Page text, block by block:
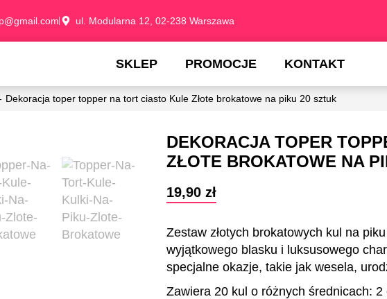
ul. Modularna 12, 02-238 Warszawa
SKLEP PROMOCJE KONTAKT
Dekoracja toper topper na tort ciasto Kule Złote brokatowe na piku 20 sztuk
DEKORACJA TOPER
ZŁOTE BROKATOWE NA
19,90 zł
Zestaw złotych brokatowych kul na
wyjątkowego blasku i luksusowego
specjalne okazje, takie jak wesela,
Zawiera 20 kul o różnych średnicach: